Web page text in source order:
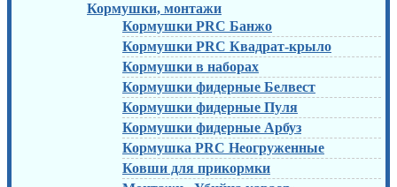
Кормушки, монтажи
Кормушки PRC Банжо
Кормушки PRC Квадрат-крыло
Кормушки в наборах
Кормушки фидерные Белвест
Кормушки фидерные Пуля
Кормушки фидерные Арбуз
Кормушка PRC Неогруженные
Ковши для прикормки